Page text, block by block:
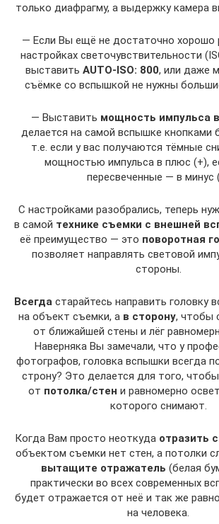
только диафрагму, а выдержку камера
— Если Вы ещё не достаточно хорошо
настройках светочувствительности
выставить AUTO-ISO: 800, или даже
съёмке со вспышкой не нужны
— Выставить мощность импульса
делается на самой вспышке кнопками
т.е. если у вас получаются тёмные
мощностью импульса в плюс (+),
пересвеченные — в минус
С настройками разобрались, теперь
в самой технике съемки с внешней
её преимущество — это поворотная
позволяет направлять световой
стороны.
Всегда старайтесь направить головку
на объект съемки, а в сторону, чтобы
от ближайшей стены и лёг
Наверняка Вы замечали, что у
фотографов, головка вспышки всегда
строну? Это делается для того,
от потолка/стен и равномерно
которого снимают.
Когда Вам просто неоткуда отразить
объектом съемки нет стен, а потолки
вытащите отражатель (белая
практически во всех современных
будет отражается от неё и так же
на человека.